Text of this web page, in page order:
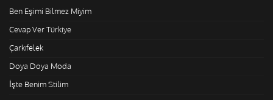
Ben Eşimi Bilmez Miyim
Cevap Ver Türkiye
Çarkıfelek
Doya Doya Moda
İşte Benim Stilim